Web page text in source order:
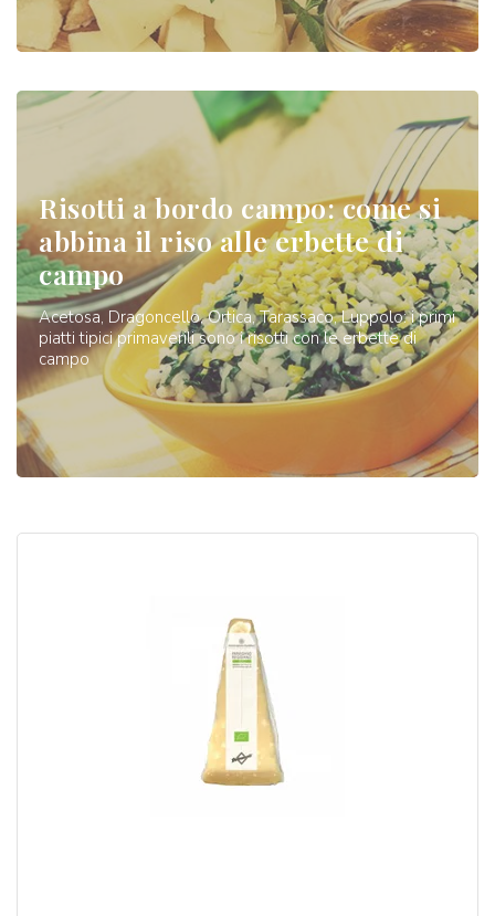
Risotti a bordo campo: come si
abbina il riso alle erbette di
campo
Acetosa, Dragoncello, Ortica, Tarassaco, Luppolo: i primi
piatti tipici primaverili sono i risotti con le erbette di
campo